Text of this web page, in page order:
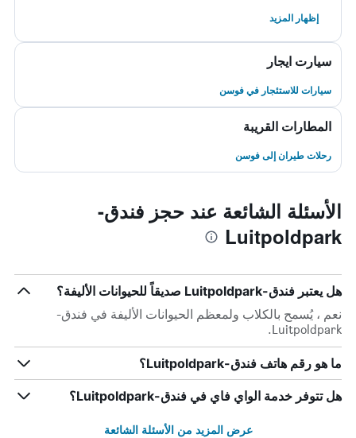
إظهار المزيد
سيارت ايجار
سيارات للاستئجار في فوسن
المطارات القريبة
رحلات طيران إلى فوسن
الأسئلة الشائعة عند حجز فندق-
Luitpoldpark
هل يعتبر فندق-Luitpoldpark صديقاً للحيوانات الأليفة؟
نعم ، يُسمح بالكلاب ولمعظم الحيوانات الأليفة في فندق-
Luitpoldpark.
ما هو رقم هاتف فندق-Luitpoldpark؟
هل تتوفر خدمة الواي فاي في فندق-Luitpoldpark؟
عرض المزيد من الأسئلة الشائعة